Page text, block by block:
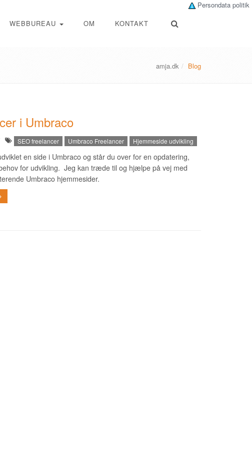
Persondata politik
WEBBUREAU OM KONTAKT
amja.dk Blog
i Umbraco
SEO freelancer Umbraco Freelancer Hjemmeside udvikling
en side i Umbraco og står du over for en opdatering,
for udvikling. Jeg kan træde til og hjælpe på vej med
Umbraco hjemmesider.